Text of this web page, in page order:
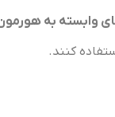
وابسته به
کنند.